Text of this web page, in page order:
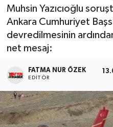
Muhsin Yazıcıoğlu
Ankara Cumhuriyet
devredilmesinin
net mesaj:
FATMA NUR ÖZEK
EDITÖR
Sivil Toplum
Ekonomi
Magazin
Etkinlikler